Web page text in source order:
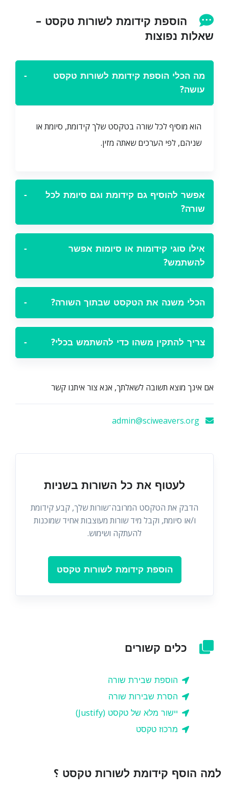
הוספת קידומת לשורות טקסט –
שאלות נפוצות
מה הכלי הוספת קידומת לשורות טקסט
עושה?
−
הוא מוסיף לכל שורה בטקסט שלך קידומת, סיומת או
שניהם, לפי הערכים שאתה מזין.
אפשר להוסיף גם קידומת וגם סיומת לכל
שורה?
−
אילו סוגי קידומות או סיומות אפשר
להשתמש?
−
הכלי משנה את הטקסט שבתוך השורה? −
צריך להתקין משהו כדי להשתמש בכלי? −
אם אינך מוצא תשובה לשאלתך, אנא צור איתנו קשר
לעטוף את כל השורות בשניות
הדבק את הטקסט המרובה־שורות שלך, קבע קידומת
ו/או סיומת, וקבל מיד שורות מעוצבות אחיד שמוכנות
להעתקה ושימוש.
הוספת קידומת לשורות טקסט
כלים קשורים
הוספת שבירת שורה
הסרת שבירות שורה
יישור מלא של טקסט (Justify)
מרכוז טקסט
למה הוסף קידומת לשורות טקסט ؟